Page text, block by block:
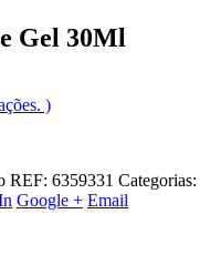
Gel 30Ml
)
REF: 6359331 Categorias:
Google + Email